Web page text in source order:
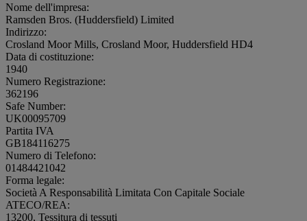
Nome dell'impresa:
Ramsden Bros. (Huddersfield) Limited
Indirizzo:
Crosland Moor Mills, Crosland Moor, Huddersfield HD4
Data di costituzione:
1940
Numero Registrazione:
362196
Safe Number:
UK00095709
Partita IVA
GB184116275
Numero di Telefono:
01484421042
Forma legale:
Società A Responsabilità Limitata Con Capitale Sociale
ATECO/REA:
13200, Tessitura di tessuti